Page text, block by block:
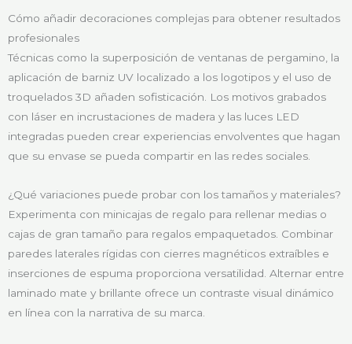
Cómo añadir decoraciones complejas para obtener resultados
profesionales
Técnicas como la superposición de ventanas de pergamino, la
aplicación de barniz UV localizado a los logotipos y el uso de
troquelados 3D añaden sofisticación. Los motivos grabados
con láser en incrustaciones de madera y las luces LED
integradas pueden crear experiencias envolventes que hagan
que su envase se pueda compartir en las redes sociales.
¿Qué variaciones puede probar con los tamaños y materiales?
Experimenta con minicajas de regalo para rellenar medias o
cajas de gran tamaño para regalos empaquetados. Combinar
paredes laterales rígidas con cierres magnéticos extraíbles e
inserciones de espuma proporciona versatilidad. Alternar entre
laminado mate y brillante ofrece un contraste visual dinámico
en línea con la narrativa de su marca.